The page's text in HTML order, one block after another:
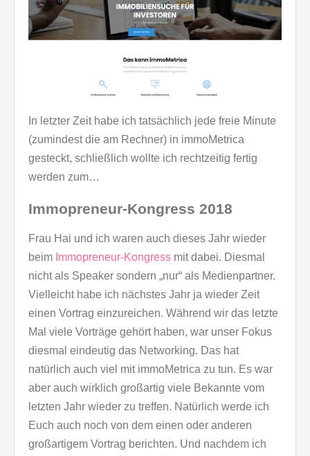
In letzter Zeit habe ich tatsächlich jede freie Minute
(zumindest die am Rechner) in immoMetrica
gesteckt, schließlich wollte ich rechtzeitig fertig
werden zum…
Immopreneur-Kongress 2018
Frau Hai und ich waren auch dieses Jahr wieder
beim Immopreneur-Kongress mit dabei. Diesmal
nicht als Speaker sondern „nur“ als Medienpartner.
Vielleicht habe ich nächstes Jahr ja wieder Zeit
einen Vortrag einzureichen. Während wir das letzte
Mal viele Vorträge gehört haben, war unser Fokus
diesmal eindeutig das Networking. Das hat
natürlich auch viel mit immoMetrica zu tun. Es war
aber auch wirklich großartig viele Bekannte vom
letzten Jahr wieder zu treffen. Natürlich werde ich
Euch auch noch von dem einen oder anderen
großartigem Vortrag berichten. Und nachdem ich